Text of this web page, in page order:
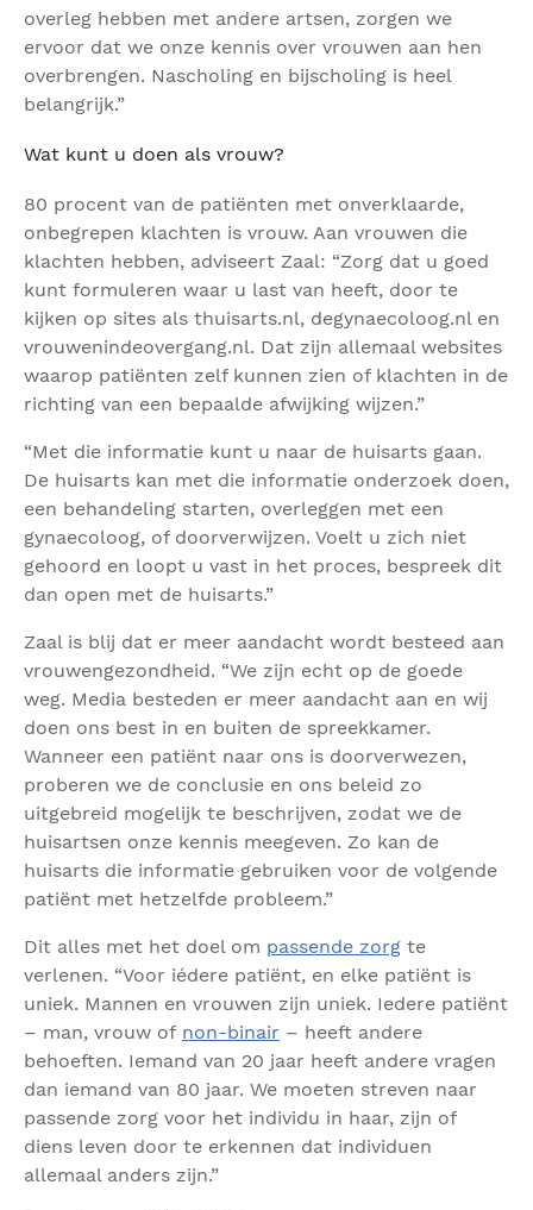
overleg hebben met andere artsen, zorgen we
ervoor dat we onze kennis over vrouwen aan hen
overbrengen. Nascholing en bijscholing is heel
belangrijk.”
Wat kunt u doen als vrouw?
80 procent van de patiënten met onverklaarde,
onbegrepen klachten is vrouw. Aan vrouwen die
klachten hebben, adviseert Zaal: “Zorg dat u goed
kunt formuleren waar u last van heeft, door te
kijken op sites als thuisarts.nl, degynaecoloog.nl en
vrouwenindeovergang.nl. Dat zijn allemaal websites
waarop patiënten zelf kunnen zien of klachten in de
richting van een bepaalde afwijking wijzen.”
“Met die informatie kunt u naar de huisarts gaan.
De huisarts kan met die informatie onderzoek doen,
een behandeling starten, overleggen met een
gynaecoloog, of doorverwijzen. Voelt u zich niet
gehoord en loopt u vast in het proces, bespreek dit
dan open met de huisarts.”
Zaal is blij dat er meer aandacht wordt besteed aan
vrouwengezondheid. “We zijn echt op de goede
weg. Media besteden er meer aandacht aan en wij
doen ons best in en buiten de spreekkamer.
Wanneer een patiënt naar ons is doorverwezen,
proberen we de conclusie en ons beleid zo
uitgebreid mogelijk te beschrijven, zodat we de
huisartsen onze kennis meegeven. Zo kan de
huisarts die informatie gebruiken voor de volgende
patiënt met hetzelfde probleem.”
Dit alles met het doel om passende zorg te
verlenen. “Voor iédere patiënt, en elke patiënt is
uniek. Mannen en vrouwen zijn uniek. Iedere patiënt
– man, vrouw of non-binair – heeft andere
behoeften. Iemand van 20 jaar heeft andere vragen
dan iemand van 80 jaar. We moeten streven naar
passende zorg voor het individu in haar, zijn of
diens leven door te erkennen dat individuen
allemaal anders zijn.”